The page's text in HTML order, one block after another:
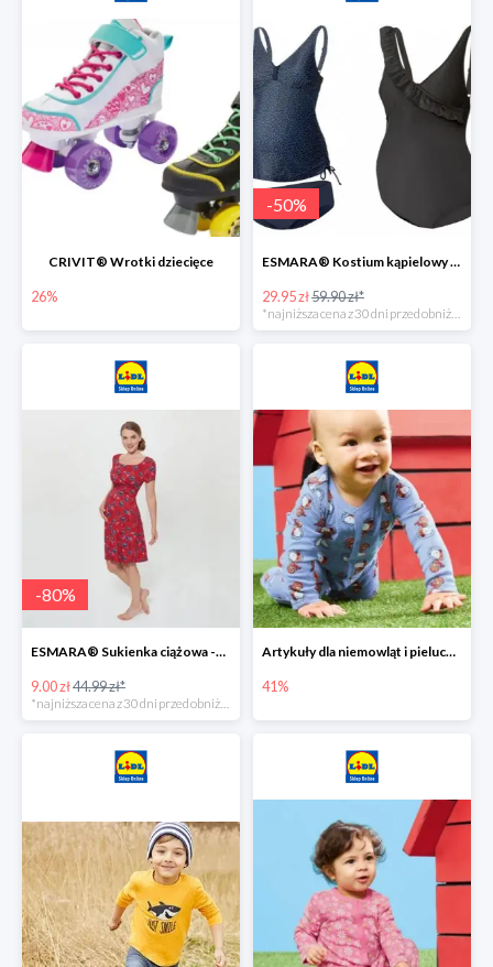
CRIVIT® Wrotki dziecięce
26%
-50%
ESMARA® Kostium kąpielowy ciążowy lub tankini ciążowe -50%
29.95 zł59.90 zł*
-80%
ESMARA® Sukienka ciążowa -79%
9.00 zł44.99 zł*
Artykuły dla niemowląt i pieluchy w Lidlu Online do -41%
41%